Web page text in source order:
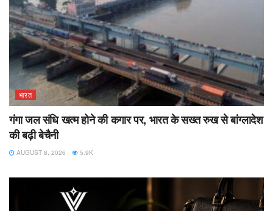
भारत
गंगा जल संधि खत्म होने की कगार पर, भारत के सख्त रुख से बांग्लादेश
की बढ़ी बेचैनी
AUGUST 8, 2026 5.9K